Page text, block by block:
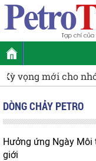
nước Động lực
DÒNG CHẢY PETRO
Hưởng ứng Ngày
giới